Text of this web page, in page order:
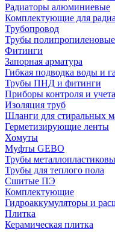
Радиаторы алюминиевые
Комплектующие для
Трубопровод
Трубы
Фитинги
Запорная арматура
Гибкая подводка воды и
Трубы ПНД и фитинги
Приборы контроля и учета
Изоляция труб
Шланги для стиральных
Герметизирующие ленты
Хомуты
Муфты GEBO
Трубы
Трубы для теплого пола
Сшитые ПЭ
Комплектующие
Гидроаккумуляторы и
Плитка
Керамическая плитка